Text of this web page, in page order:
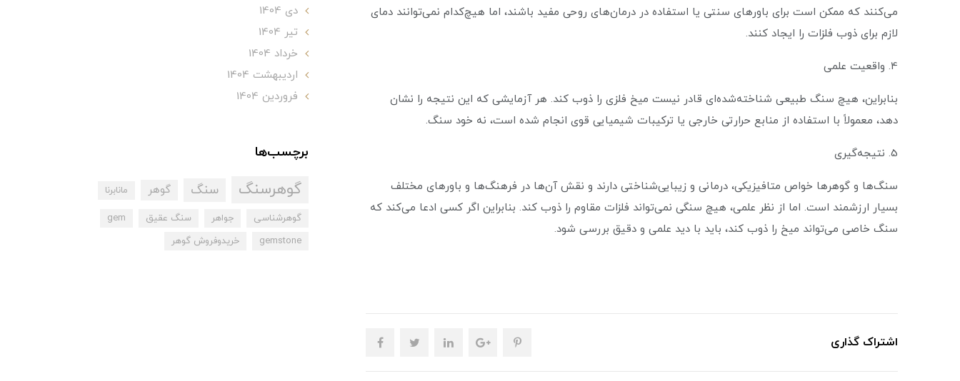
می‌کنند که ممکن است برای باورهای سنتی یا استفاده در درمان‌های روحی مفید باشند، اما هیچ‌کدام نمی‌توانند دمای
لازم برای ذوب فلزات را ایجاد کنند.
4. واقعیت علمی
بنابراین، هیچ سنگ طبیعی شناخته‌شده‌ای قادر نیست میخ فلزی را ذوب کند. هر آزمایشی که این نتیجه را نشان
دهد، معمولاً با استفاده از منابع حرارتی خارجی یا ترکیبات شیمیایی قوی انجام شده است، نه خود سنگ.
5. نتیجه‌گیری
سنگ‌ها و گوهرها خواص متافیزیکی، درمانی و زیبایی‌شناختی دارند و نقش آن‌ها در فرهنگ‌ها و باورهای مختلف
بسیار ارزشمند است. اما از نظر علمی، هیچ سنگی نمی‌تواند فلزات مقاوم را ذوب کند. بنابراین اگر کسی ادعا می‌کند که
سنگ خاصی می‌تواند میخ را ذوب کند، باید با دید علمی و دقیق بررسی شود.
اشتراک گذاری
دی 1404
تير 1404
خرداد 1404
ارديبهشت 1404
فروردین 1404
برچسب‌ها
گوهرسنگ سنگ گوهر مانابرنا
گوهرشناسی جواهر سنگ عقیق
gem
gemstone
خریدوفروش گوهر